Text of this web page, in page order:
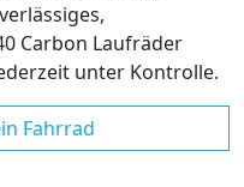
Carbon Laufräder
unter Kontrolle.
Fahrrad